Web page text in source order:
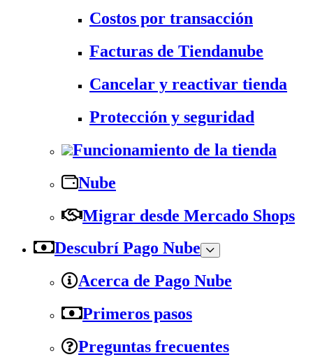
Costos por transacción
Facturas de Tiendanube
Cancelar y reactivar tienda
Protección y seguridad
Funcionamiento de la tienda
Nube
Migrar desde Mercado Shops
Descubrí Pago Nube
Acerca de Pago Nube
Primeros pasos
Preguntas frecuentes